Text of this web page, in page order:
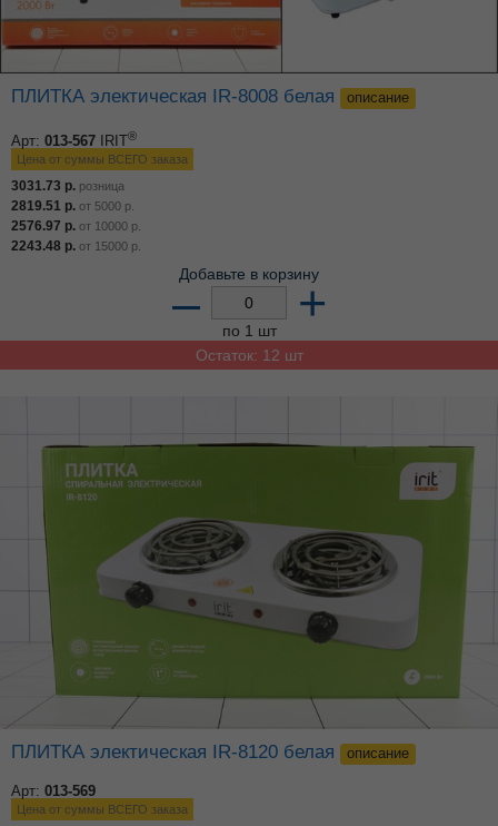
ПЛИТКА электическая IR-8008 белая описание
Арт: 013-567 IRIT®
Цена от суммы ВСЕГО заказа
3031.73 р. розница
2819.51 р. от 5000 р.
2576.97 р. от 10000 р.
2243.48 р. от 15000 р.
Добавьте в корзину
– +
по 1 шт
Остаток: 12 шт
ПЛИТКА электическая IR-8120 белая описание
Арт: 013-569
Цена от суммы ВСЕГО заказа